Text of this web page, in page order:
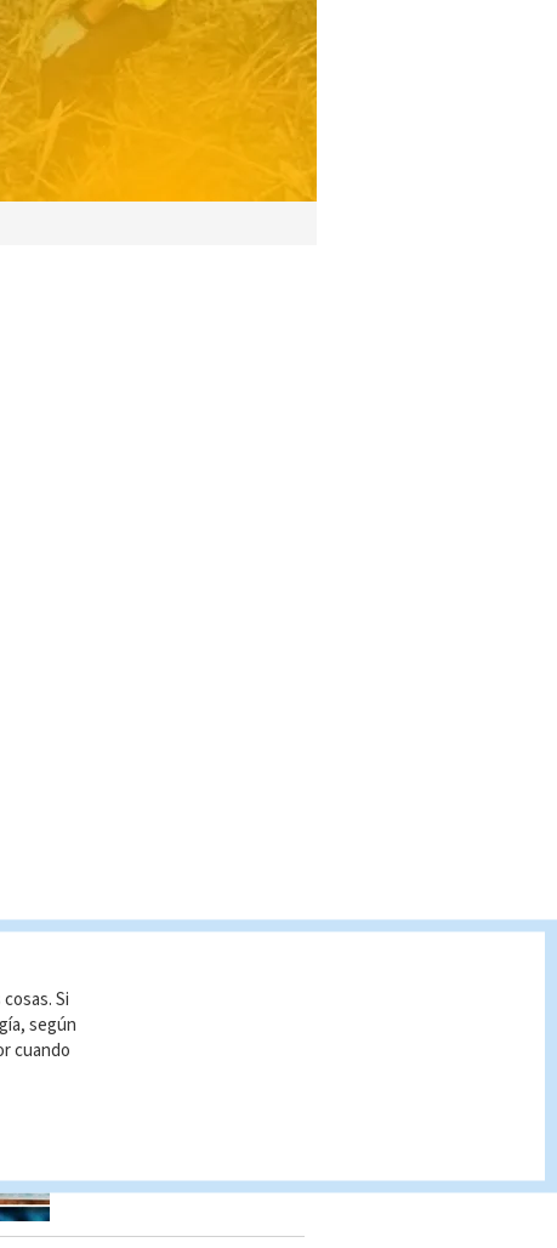
BUSCADO
Si
según
cuando